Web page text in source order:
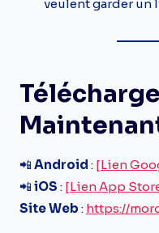
veulent garder un
📲 Android : [Lien
📲 iOS : [Lien App
Site Web : https://